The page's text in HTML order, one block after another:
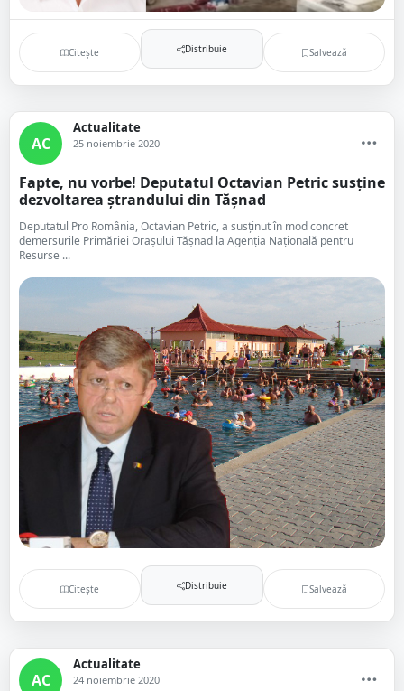
Citește Distribuie Salvează
AC
Actualitate
25 noiembrie 2020
Fapte, nu vorbe! Deputatul Octavian Petric susține
dezvoltarea ștrandului din Tășnad
Deputatul Pro România, Octavian Petric, a susținut în mod concret
demersurile Primăriei Orașului Tășnad la Agenția Națională pentru
Resurse ...
Citește Distribuie Salvează
AC
Actualitate
24 noiembrie 2020